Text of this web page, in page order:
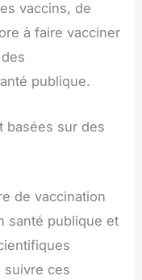
vaccins, de
à faire vacciner
publique.
basées sur des
de vaccination
santé publique et
suivre ces